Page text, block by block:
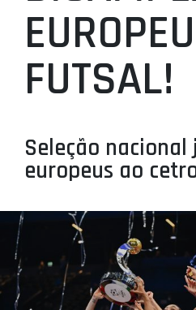
CLUBES
AGENTES
AGENDA
MINIBASQUETE
ÁREA TÉCNICA
PROJETOS
LIGA BETCLIC
LIGA BETCLIC FEMININA
FUTSAL!
Seleção
europeus ao